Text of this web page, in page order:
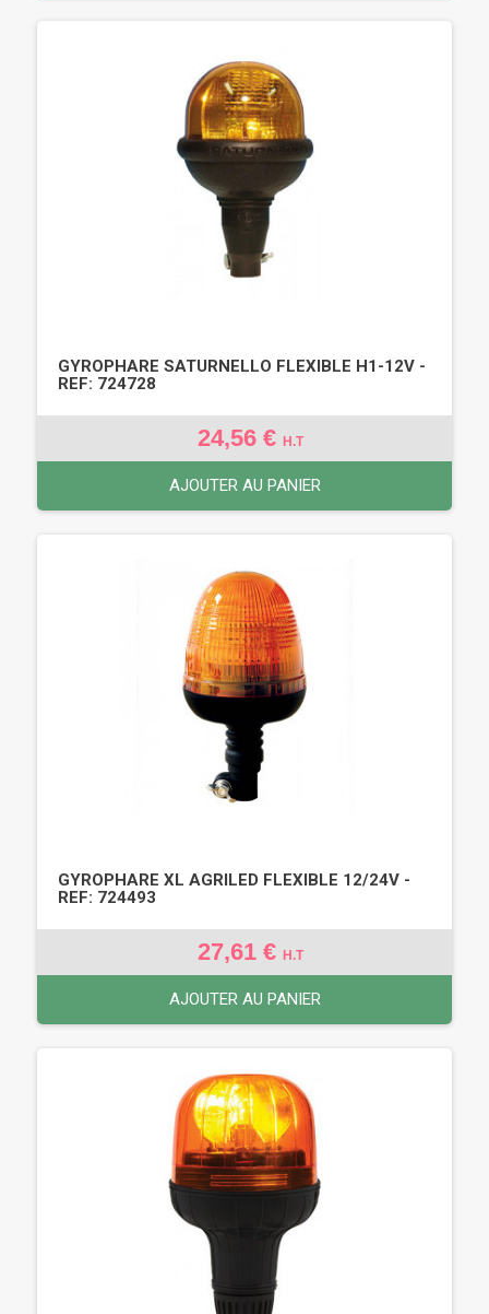
GYROPHARE SATURNELLO FLEXIBLE H1-12V -
REF: 724728
24,56 € H.T
AJOUTER AU PANIER
GYROPHARE XL AGRILED FLEXIBLE 12/24V -
REF: 724493
27,61 € H.T
AJOUTER AU PANIER